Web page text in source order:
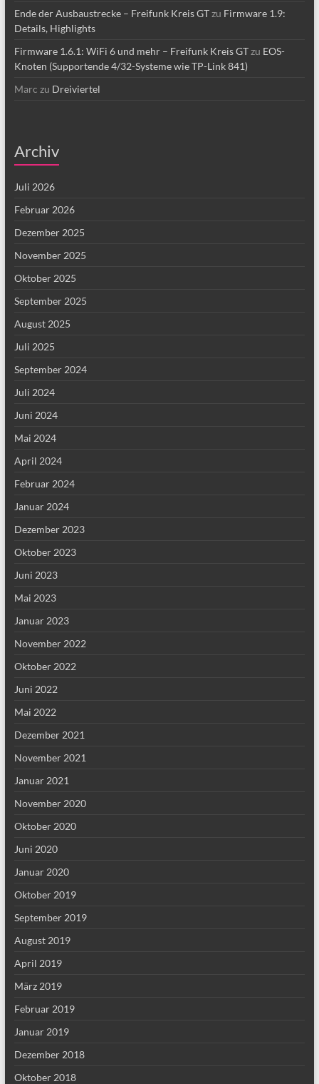
Ende der Ausbaustrecke – Freifunk Kreis GTzu Firmware 1.9:
Details, Highlights
Firmware 1.6.1: WiFi 6 und mehr – Freifunk Kreis GTzu EOS-
Knoten (Supportende 4/32-Systeme wie TP-Link 841)
Marc zu Dreiviertel
Archiv
Juli 2026
Februar 2026
Dezember 2025
November 2025
Oktober 2025
September 2025
August 2025
Juli 2025
September 2024
Juli 2024
Juni 2024
Mai 2024
April 2024
Februar 2024
Januar 2024
Dezember 2023
Oktober 2023
Juni 2023
Mai 2023
Januar 2023
November 2022
Oktober 2022
Juni 2022
Mai 2022
Dezember 2021
November 2021
Januar 2021
November 2020
Oktober 2020
Juni 2020
Januar 2020
Oktober 2019
September 2019
August 2019
April 2019
März 2019
Februar 2019
Januar 2019
Dezember 2018
Oktober 2018